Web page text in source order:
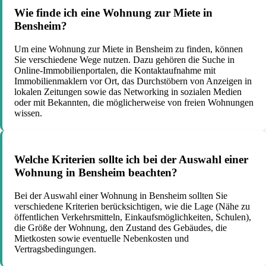
Wie finde ich eine Wohnung zur Miete in
Bensheim?
Um eine Wohnung zur Miete in Bensheim zu finden, können
Sie verschiedene Wege nutzen. Dazu gehören die Suche in
Online-Immobilienportalen, die Kontaktaufnahme mit
Immobilienmaklern vor Ort, das Durchstöbern von Anzeigen in
lokalen Zeitungen sowie das Networking in sozialen Medien
oder mit Bekannten, die möglicherweise von freien Wohnungen
wissen.
Welche Kriterien sollte ich bei der Auswahl einer
Wohnung in Bensheim beachten?
Bei der Auswahl einer Wohnung in Bensheim sollten Sie
verschiedene Kriterien berücksichtigen, wie die Lage (Nähe zu
öffentlichen Verkehrsmitteln, Einkaufsmöglichkeiten, Schulen),
die Größe der Wohnung, den Zustand des Gebäudes, die
Mietkosten sowie eventuelle Nebenkosten und
Vertragsbedingungen.